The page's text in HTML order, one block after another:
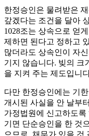
한정승인은 물려받은
갚겠다는 조건을 달아
1028조는 상속으로 얻
제하면 된다고 정하고
많더라도 상속인이 자
기지 않습니다. 빚의 크
을 지켜 주는 제도입니
다만 한정승인에는 기
개시된 사실을 안 날부
가정법원에 신고하도
기면 단순승인을 한 것
으므로, 채무가 있을 것